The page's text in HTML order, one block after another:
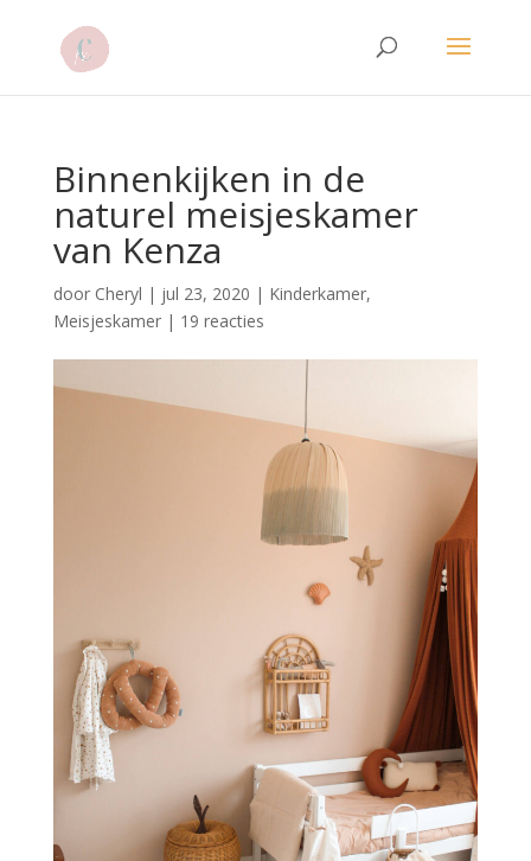
Binnenkijken in de
naturel meisjeskamer
van Kenza
door Cheryl | jul 23, 2020 | Kinderkamer,
Meisjeskamer| 19 reacties